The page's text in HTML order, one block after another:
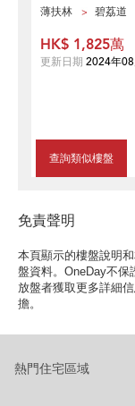
薄扶林 碧荔道
查詢類似樓盤
HK$ 1,825萬
更新日期 2024年
免責聲明
本頁顯示的樓盤說明
盤資料。OneDay不保
放盤者獲取更多詳細
擔。
熱門住宅區域